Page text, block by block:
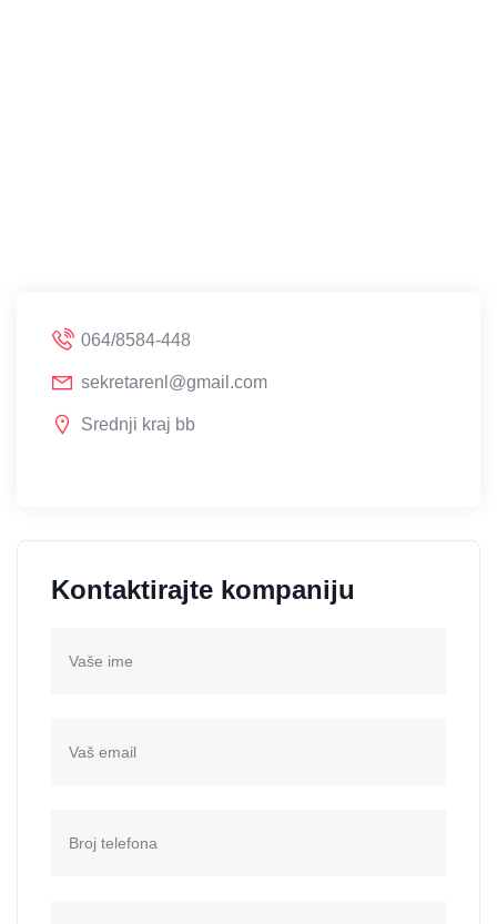
064/8584-448
sekretarenl@gmail.com
Srednji kraj bb
Kontaktirajte kompaniju